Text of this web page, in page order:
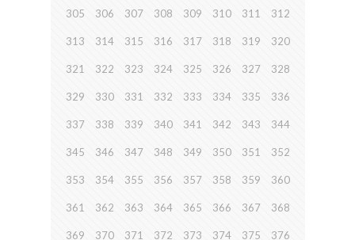
305 306 307 308 309 310 311 312
313 314 315 316 317 318 319 320
321 322 323 324 325 326 327 328
329 330 331 332 333 334 335 336
337 338 339 340 341 342 343 344
345 346 347 348 349 350 351 352
353 354 355 356 357 358 359 360
361 362 363 364 365 366 367 368
369 370 371 372 373 374 375 376